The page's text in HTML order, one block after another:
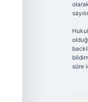
süre